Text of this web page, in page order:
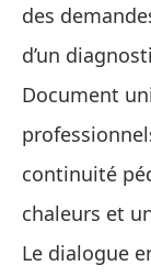
des
d’un
Document
continuité
chaleurs et
Le dialogue